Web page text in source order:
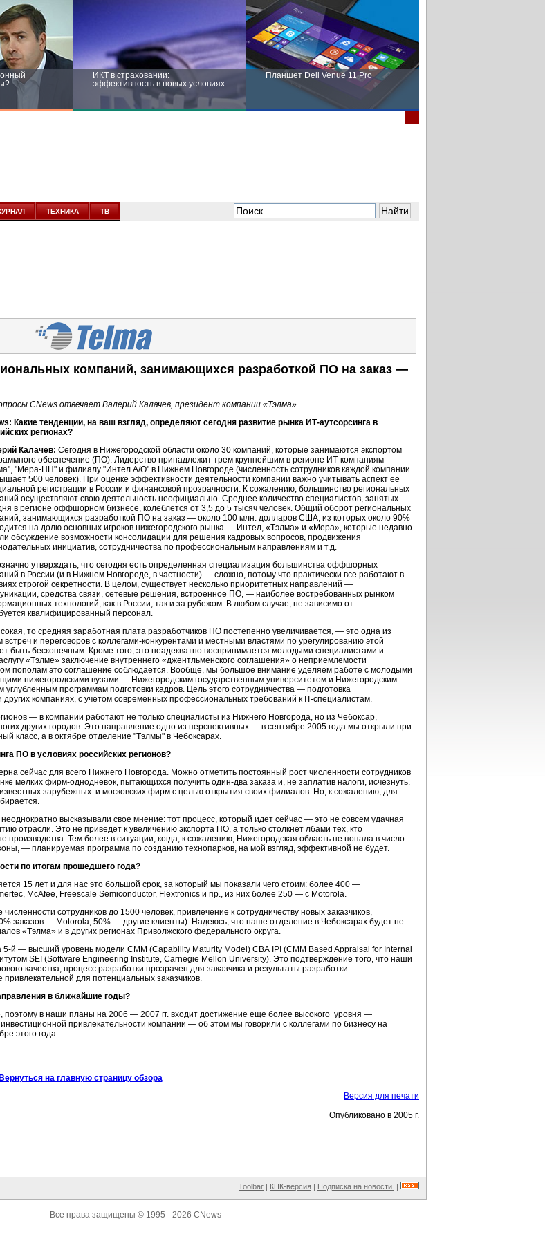
ИКТ в страховании:
эффективность в новых условиях
Планшет Dell Venue 11 Pro
новых условиях
ТЕХНИКА ТВ
компаний, занимающихся разработкой ПО на заказ —
CNews отвечает Валерий Калачев, президент компании «Тэлма».
Какие тенденции, на ваш взгляд, определяют сегодня развитие рынка ИТ-аутсорсинга в
регионах?
Калачев: Сегодня в Нижегородской области около 30 компаний, которые занимаются экспортом
обеспечение (ПО). Лидерство принадлежит трем крупнейшим в регионе ИТ-компаниям —
"Мера-НН" и филиалу "Интел А/О" в Нижнем Новгороде (численность сотрудников каждой компании
500 человек). При оценке эффективности деятельности компании важно учитывать аспект ее
регистрации в России и финансовой прозрачности. К сожалению, большинство региональных
осуществляют свою деятельность неофициально. Среднее количество специалистов, занятых
в регионе оффшорном бизнесе, колеблется от 3,5 до 5 тысяч человек. Общий оборот региональных
занимающихся разработкой ПО на заказ — около 100 млн. долларов США, из которых около 90%
на долю основных игроков нижегородского рынка — Интел, «Тэлма» и «Мера», которые недавно
обсуждение возможности консолидации для решения кадровых вопросов, продвижения
инициатив, сотрудничества по профессиональным направлениям и т.д.
утверждать, что сегодня есть определенная специализация большинства оффшорных
в России (и в Нижнем Новгороде, в частности) — сложно, потому что практически все работают в
строгой секретности. В целом, существует несколько приоритетных направлений —
средства связи, сетевые решения, встроенное ПО, — наиболее востребованных рынком
технологий, как в России, так и за рубежом. В любом случае, не зависимо от
квалифицированный персонал.
то средняя заработная плата разработчиков ПО постепенно увеличивается, — это одна из
и переговоров с коллегами-конкурентами и местными властями по урегулированию этой
быть бесконечным. Кроме того, это неадекватно воспринимается молодыми специалистами и
«Тэлме» заключение внутреннего «джентльменского соглашения» о неприемлемости
пополам это соглашение соблюдается. Вообще, мы большое внимание уделяем работе с молодыми
нижегородскими вузами — Нижегородским государственным университетом и Нижегородским
программам подготовки кадров. Цель этого сотрудничества — подготовка
компаниях, с учетом современных профессиональных требований к IT-специалистам.
— в компании работают не только специалисты из Нижнего Новгорода, но из Чебоксар,
других городов. Это направление одно из перспективных — в сентябре 2005 года мы открыли при
класс, а в октябре отделение "Тэлмы" в Чебоксарах.
ПО в условиях российских регионов?
сейчас для всего Нижнего Новгорода. Можно отметить постоянный рост численности сотрудников
мелких фирм-однодневок, пытающихся получить один-два заказа и, не заплатив налоги, исчезнуть.
зарубежных и московских фирм с целью открытия своих филиалов. Но, к сожалению, для
высказывали свое мнение: тот процесс, который идет сейчас — это не совсем удачная
отрасли. Это не приведет к увеличению экспорта ПО, а только столкнет лбами тех, кто
производства. Тем более в ситуации, когда, к сожалению, Нижегородская область не попала в число
— планируемая программа по созданию технопарков, на мой взгляд, эффективной не будет.
по итогам прошедшего года?
15 лет и для нас это большой срок, за который мы показали чего стоим: более 400 —
McAfee, Freescale Semiconductor, Flextronics и пр., из них более 250 — с Motorola.
сотрудников до 1500 человек, привлечение к сотрудничеству новых заказчиков,
заказов — Motorola, 50% — другие клиенты). Надеюсь, что наше отделение в Чебоксарах будет не
«Тэлма» и в других регионах Приволжского федерального округа.
5-й — высший уровень модели СММ (Capability Maturity Model) CBA IPI (CMM Based Appraisal for Internal
SEI (Software Engineering Institute, Carnegie Mellon University). Это подтверждение того, что наши
качества, процесс разработки прозрачен для заказчика и результаты разработки
для потенциальных заказчиков.
в ближайшие годы?
поэтому в наши планы на 2006 — 2007 гг. входит достижение еще более высокого уровня —
привлекательности компании — об этом мы говорили с коллегами по бизнесу на
этого года.
Вернуться на главную страницу обзора
Версия для печати
Опубликовано в 2005 г.
Toolbar | КПК-версия | Подписка на новости |
Все права защищены © 1995 - 2026 CNews